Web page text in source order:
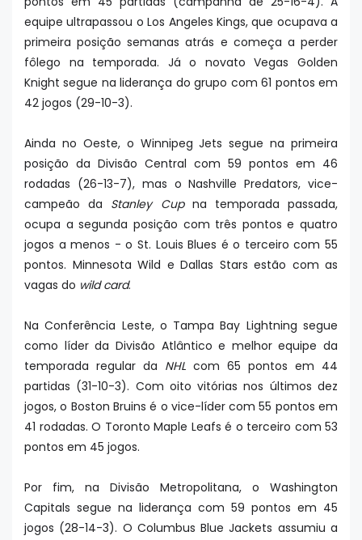
equipe ultrapassou o Los Angeles Kings, que ocupava a
primeira posição semanas atrás e começa a perder
fôlego na temporada. Já o novato Vegas Golden
Knight segue na liderança do grupo com 61 pontos em
42 jogos (29-10-3).
Ainda no Oeste, o Winnipeg Jets segue na primeira
posição da Divisão Central com 59 pontos em 46
rodadas (26-13-7), mas o Nashville Predators, vice-
campeão da Stanley Cupna temporada passada,
ocupa a segunda posição com três pontos e quatro
jogos a menos - o St. Louis Blues é o terceiro com 55
pontos. Minnesota Wild e Dallas Stars estão com as
vagas do wild card.
Na Conferência Leste, o Tampa Bay Lightning segue
como líder da Divisão Atlântico e melhor equipe da
temporada regular da NHL com 65 pontos em 44
partidas (31-10-3). Com oito vitórias nos últimos dez
jogos, o Boston Bruins é o vice-líder com 55 pontos em
41 rodadas. O Toronto Maple Leafs é o terceiro com 53
pontos em 45 jogos.
Por fim, na Divisão Metropolitana, o Washington
Capitals segue na liderança com 59 pontos em 45
jogos (28-14-3). O Columbus Blue Jackets assumiu a